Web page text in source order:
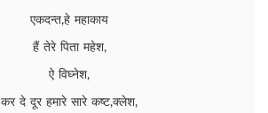
एकदन्त,हे महाकाय
हैं तेरे पिता महेश,
ऐ विघ्नेश,
कर दे दूर हमारे सारे कष्ट,क्लेश,